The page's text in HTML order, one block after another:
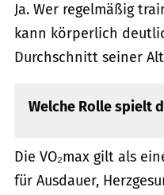
Ja. Wer regelmäßig
kann körperlich
Durchschnitt seiner
Welche Rolle spielt
Die VO₂max gilt als
für Ausdauer,